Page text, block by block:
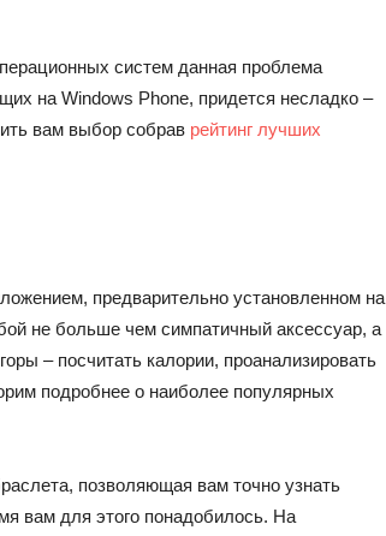
систем данная проблема
на Windows Phone, придется несладко –
вам выбор собрав рейтинг лучших
предварительно установленном на
не больше чем симпатичный аксессуар, а
– посчитать калории, проанализировать
подробнее о наиболее популярных
позволяющая вам точно узнать
вам для этого понадобилось. На